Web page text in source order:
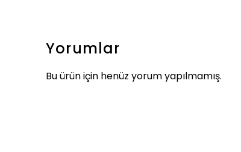
Yorumlar
Bu ürün için henüz yorum yapılmamış.